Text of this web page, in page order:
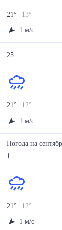
21° 13°
1 м/с
25
21° 12°
1 м/с
Погода на
1
21° 12°
1 м/с